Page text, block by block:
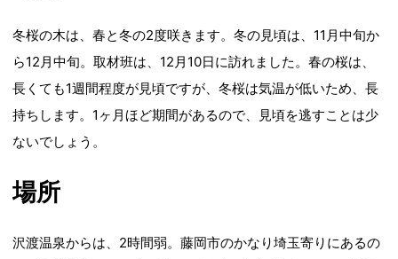
冬桜の木は、春と冬の2度咲きます。冬の見頃は、11月中旬か
ら12月中旬。取材班は、12月10日に訪れました。春の桜は、
長くても1週間程度が見頃ですが、冬桜は気温が低いため、長
持ちします。1ヶ月ほど期間があるので、見頃を逃すことは少
ないでしょう。
場所
沢渡温泉からは、2時間弱。藤岡市のかなり埼玉寄りにあるの